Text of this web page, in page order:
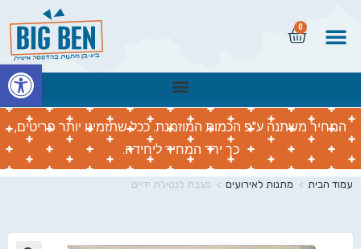
0
המחיר משתנה ע"פ הכמות המוזמנת. ככל שתזמינו יותר פריטים,
כך ירד המחיר ליחידה.
עמוד הבית > מתנות לאירועים > מגבת לנטילת ידיים